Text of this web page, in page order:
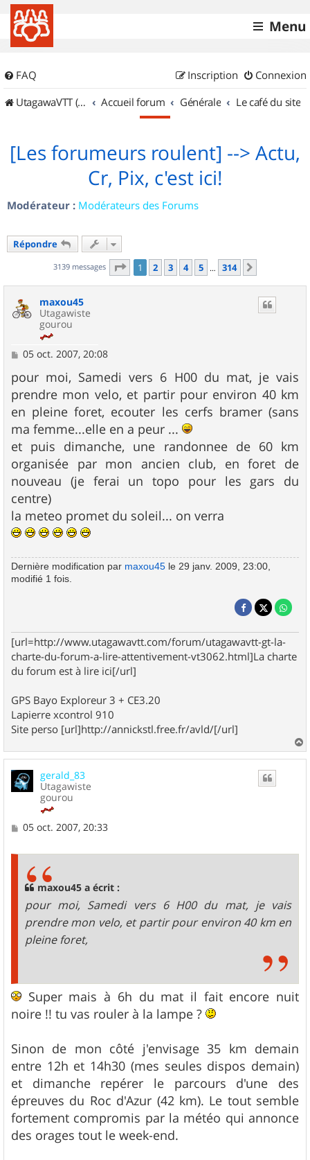
Menu
FAQ Connexion
Inscription
UtagawaVTT (Randos VTT et VTTAE avec traces GPS)
Accueil forum Générale Le café du site
[Les forumeurs roulent] --> Actu,
Cr, Pix, c'est ici!
Modérateur : Modérateurs des Forums
Répondre
3139 messages Page 1sur 314
1 2 3 4 5 … 314
maxou45
Utagawiste
gourou
M
s
s
a
g
e
05 oct. 2007, 20:08
pour moi, Samedi vers 6 H00 du mat, je vais
prendre mon velo, et partir pour environ 40 km
en pleine foret, ecouter les cerfs bramer (sans
ma femme...elle en a peur ...
et puis dimanche, une randonnee de 60 km
organisée par mon ancien club, en foret de
nouveau (je ferai un topo pour les gars du
centre)
la meteo promet du soleil... on verra
Dernière modification par maxou45 le 29 janv. 2009, 23:00,
modifié 1 fois.
[url=http://www.utagawavtt.com/forum/utagawavtt-gt-la-
charte-du-forum-a-lire-attentivement-vt3062.html]La charte
du forum est à lire ici[/url]
GPS Bayo Exploreur 3 + CE3.20
Lapierre xcontrol 910
Site perso [url]http://annickstl.free.fr/avld/[/url]
a
gerald_83
Utagawiste
gourou
M
05 oct. 2007, 20:33
maxou45 a écrit :
pour moi, Samedi vers 6 H00 du mat, je vais
prendre mon velo, et partir pour environ 40 km en
pleine foret,
Super mais à 6h du mat il fait encore nuit
noire !! tu vas rouler à la lampe ?
Sinon de mon côté j'envisage 35 km demain
entre 12h et 14h30 (mes seules dispos demain)
et dimanche repérer le parcours d'une des
épreuves du Roc d'Azur (42 km). Le tout semble
fortement compromis par la météo qui annonce
des orages tout le week-end.